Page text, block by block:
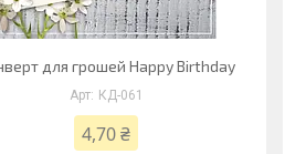
для грошей Happy Birthday
КД-061
4,70 ₴